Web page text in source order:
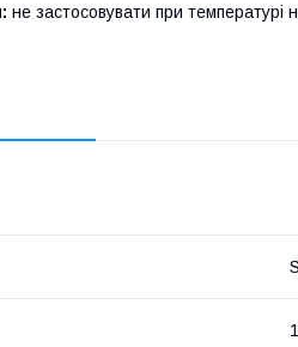
не застосовувати при